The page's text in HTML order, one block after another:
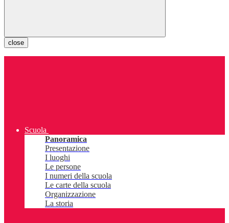
close
Scuola
Panoramica
Presentazione
I luoghi
Le persone
I numeri della scuola
Le carte della scuola
Organizzazione
La storia